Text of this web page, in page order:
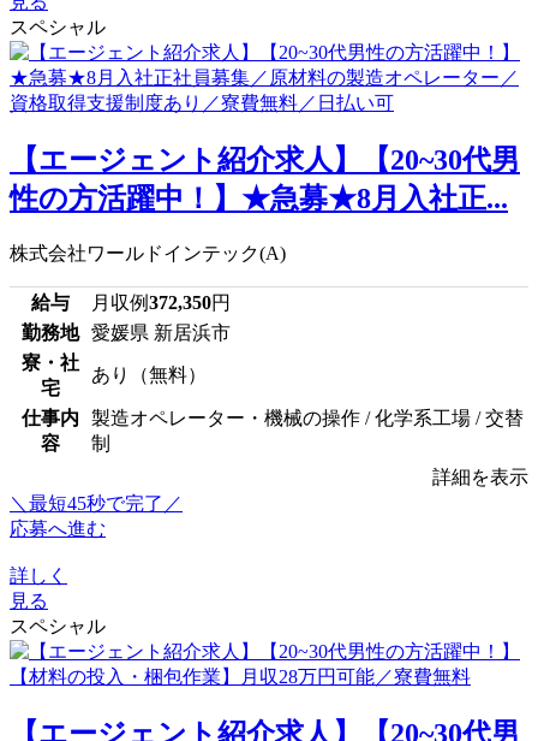
スペシャル
【エージェント紹介求人】【20~30代男
性の方活躍中！】★急募★8月入社正...
株式会社ワールドインテック(A)
給与 月収例372,350円
勤務地
愛媛県 新居浜市
寮・社
宅
あり（無料）
仕事内
容
製造オペレーター・機械の操作 / 化学系工場 / 交替
制
詳細を表示
＼最短45秒で完了／
応募へ進む
詳しく
見る
スペシャル
【エージェント紹介求人】【20~30代男